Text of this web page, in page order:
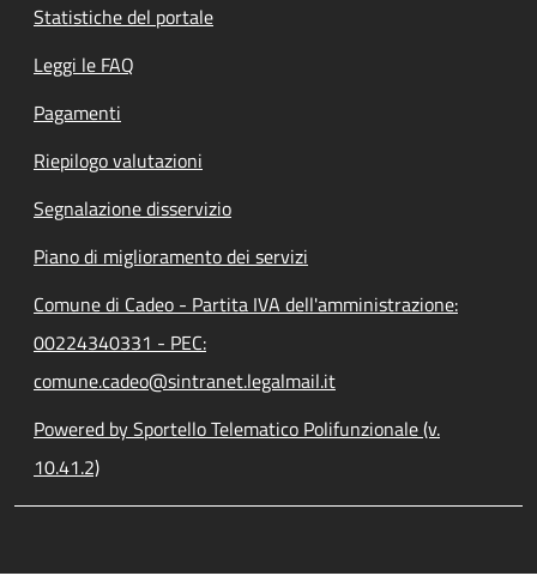
Statistiche del portale
Leggi le FAQ
Pagamenti
Riepilogo valutazioni
Segnalazione disservizio
Piano di miglioramento dei servizi
Comune di Cadeo - Partita IVA dell'amministrazione:
00224340331 - PEC:
comune.cadeo@sintranet.legalmail.it
Powered by Sportello Telematico Polifunzionale (v.
10.41.2)